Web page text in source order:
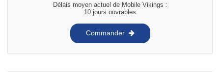
Délais moyen actuel de Mobile Vikings :
10 jours ouvrables
Commander